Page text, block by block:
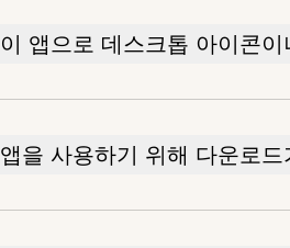
이 앱으로 데스크톱 아이콘
앱을 사용하기 위해 다운로드